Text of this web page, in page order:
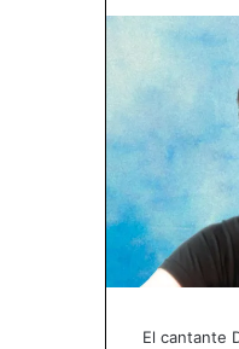
El cantante